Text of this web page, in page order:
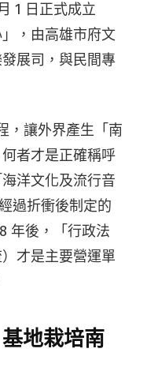
1 日正式成立
」，由高雄市府文
展司，與民間專
，讓外界產生「南
者才是正確稱呼
洋文化及流行音
過折衝後制定的
年後，「行政法
才是主要營運單
地栽培南